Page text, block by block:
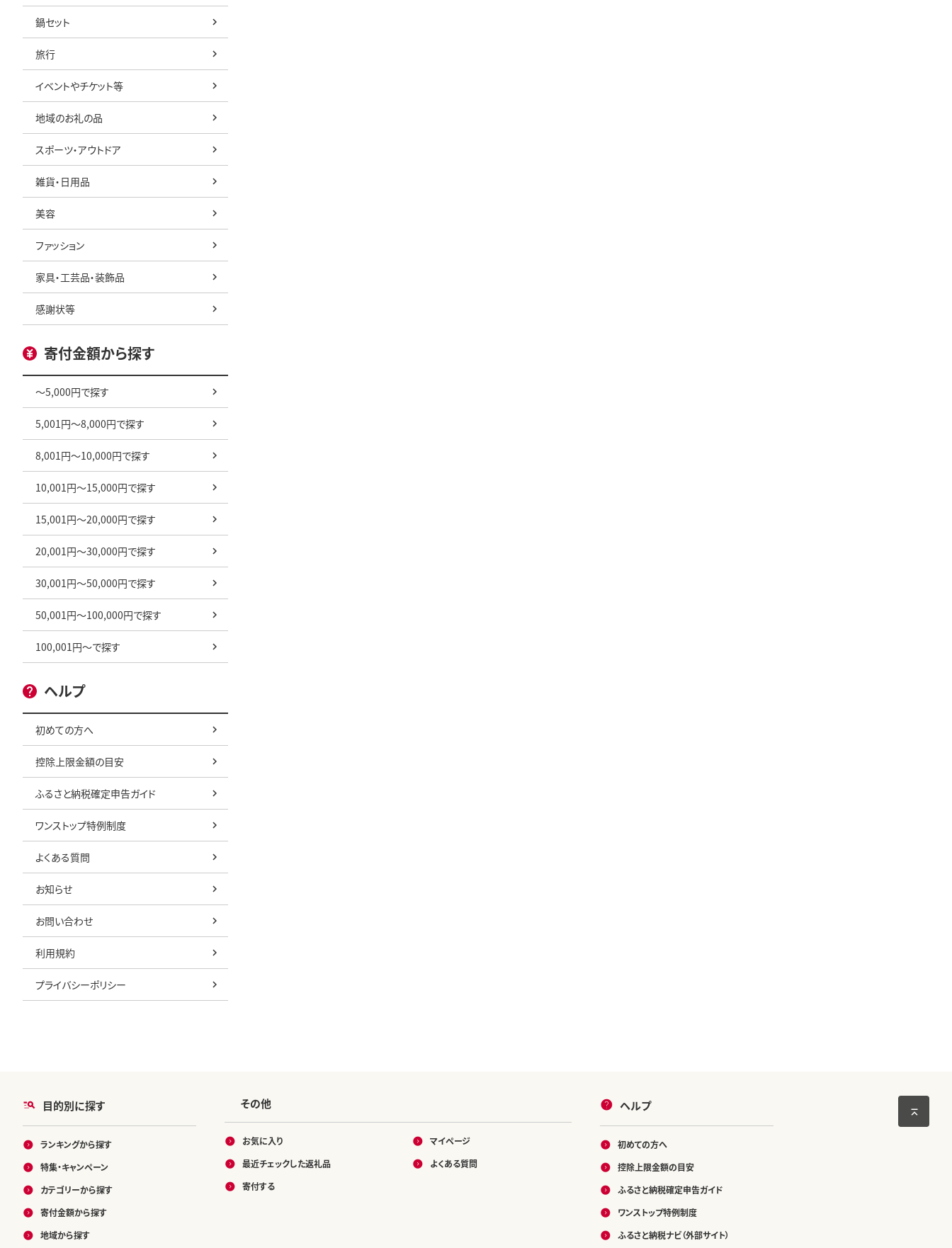
鍋セット
旅行
イベントやチケット等
地域のお礼の品
スポーツ・アウトドア
雑貨・日用品
美容
ファッション
家具・工芸品・装飾品
感謝状等
寄付金額から探す
～5,000円で探す
5,001円～8,000円で探す
8,001円～10,000円で探す
10,001円～15,000円で探す
15,001円～20,000円で探す
20,001円～30,000円で探す
30,001円～50,000円で探す
50,001円～100,000円で探す
100,001円～で探す
ヘルプ
初めての方へ
控除上限金額の目安
ふるさと納税確定申告ガイド
ワンストップ特例制度
よくある質問
お知らせ
お問い合わせ
利用規約
プライバシーポリシー
目的別に探す
ランキングから探す
特集・キャンペーン
カテゴリーから探す
寄付金額から探す
地域から探す
その他
お気に入り
最近チェックした返礼品
寄付する
マイページ
よくある質問
ヘルプ
初めての方へ
控除上限金額の目安
ふるさと納税確定申告ガイド
ワンストップ特例制度
ふるさと納税ナビ（外部サイト）